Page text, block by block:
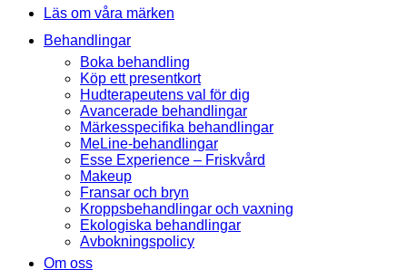
Läs om våra märken
Behandlingar
Boka behandling
Köp ett presentkort
Hudterapeutens val för dig
Avancerade behandlingar
Märkesspecifika behandlingar
MeLine-behandlingar
Esse Experience – Friskvård
Makeup
Fransar och bryn
Kroppsbehandlingar och vaxning
Ekologiska behandlingar
Avbokningspolicy
Om oss